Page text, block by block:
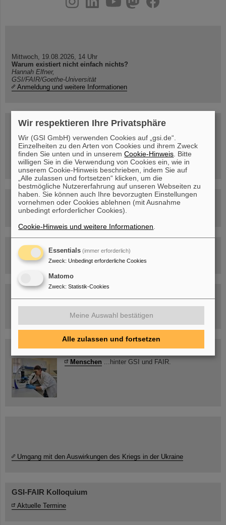
Mittwoch, 19.08.2026, 14 Uhr
Warum existiert nicht einfach nichts?
Hannah Elfner,
GSI/FAIR/Goethe-Universität
Anmeldung und weitere Informationen
SCIENCE POP-UP
12 – 17 Uhr
Sa, 11.07.26, 10:30-16:00 Uhr
Ernst-Ludwig-Str. 22
Innenstadt Darmstadt
FAIR-Trailer: Der Weg der Teilchen durch die
Beschleunigeranlage
Rundflug über die FAIR-Baustelle
Blog Beam On
Menschen ...hinter GSI und FAIR.
Umgang mit den Auswirkungen des Kriegs in der Ukraine
GSI-FAIR Kolloquium
Aktuelle Termine
Wir respektieren Ihre Privatsphäre
Wir (GSI GmbH) verwenden Cookies auf „gsi.de“.
Einzelheiten zu den Arten von Cookies und ihrem Zweck
finden Sie unten und in unseremCookie-Hinweis . Bitte
willigen Sie in die Verwendung von Cookies ein, wie in
unserem Cookie-Hinweis beschrieben, indem Sie auf
„Alle zulassen und fortsetzen“ klicken, um die
bestmögliche Nutzererfahrung auf unseren Webseiten zu
haben. Sie können auch Ihre bevorzugten Einstellungen
vornehmen oder Cookies ablehnen (mit Ausnahme
unbedingt erforderlicher Cookies).
Cookie-Hinweis und weitere Informationen
Essentials (immer erforderlich)
Zweck: Unbedingt erforderliche Cookies
Matomo
Zweck: Statistik-Cookies
Meine Auswahl bestätigen
Alle zulassen und fortsetzen